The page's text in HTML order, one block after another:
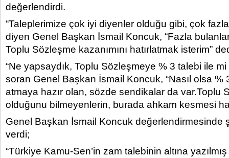
değerlendirdi.
“Taleplerimize çok iyi diyenler olduğu gibi, çok
diyen Genel Başkan İsmail Koncuk, “Fazla
Toplu Sözleşme kazanımını hatırlatmak isterim”
“Ne yapsaydık, Toplu Sözleşmeye % 3 talebi ile
soran Genel Başkan İsmail Koncuk, “Nasıl olsa %
atmaya hazır olan, sözde sendikalar da var.Toplu
olduğunu bilmeyenlerin, burada ahkam kesmesi
Genel Başkan İsmail Koncuk değerlendirmesinde
verdi;
“Türkiye Kamu-Sen’in zam talebinin altına